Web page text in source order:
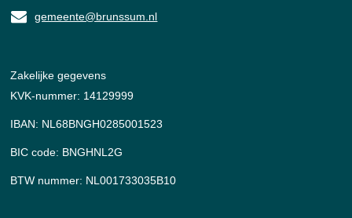
gemeente@brunssum.nl
Zakelijke gegevens
KVK-nummer: 14129999
IBAN: NL68BNGH0285001523
BIC code: BNGHNL2G
BTW nummer: NL001733035B10